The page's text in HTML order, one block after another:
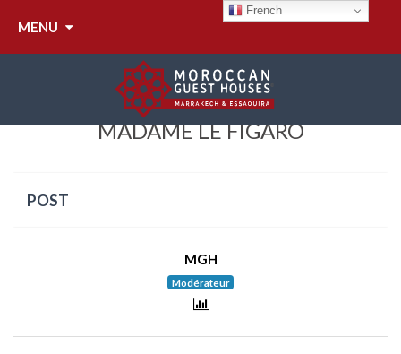
MENU
EVASION À MARRAKECH PAR
MADAME LE FIGARO
POST
MGH
Modérateur
French